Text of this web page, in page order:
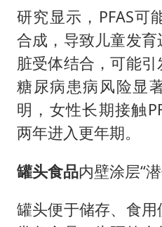
研究显示，PFAS可
合成，导致儿童发
脏受体结合，可能
糖尿病患病风险显
明，女性长期接触
两年进入更年期。
罐头食品内壁涂层“
罐头便于储存、食